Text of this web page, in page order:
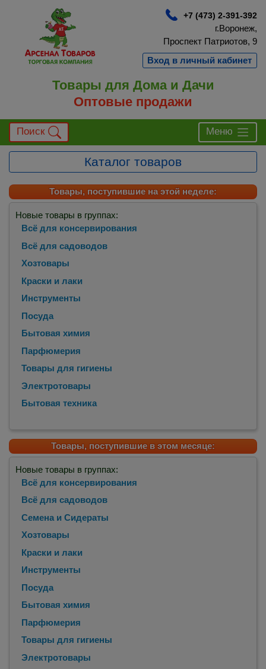
+7 (473) 2-391-392
г.Воронеж,
Проспект Патриотов, 9
Вход в личный кабинет
Товары для Дома и Дачи
Оптовые продажи
Поиск Меню
Каталог товаров
Товары, поступившие на этой неделе:
Новые товары в группах:
Всё для консервирования
Всё для садоводов
Хозтовары
Краски и лаки
Инструменты
Посуда
Бытовая химия
Парфюмерия
Товары для гигиены
Электротовары
Бытовая техника
Товары, поступившие в этом месяце:
Новые товары в группах:
Всё для консервирования
Всё для садоводов
Семена и Сидераты
Хозтовары
Краски и лаки
Инструменты
Посуда
Бытовая химия
Парфюмерия
Товары для гигиены
Электротовары